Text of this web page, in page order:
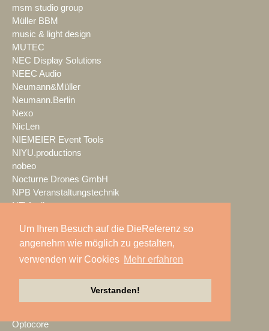
Um Ihren Besuch auf die DieReferenz so
angenehm wie möglich zu gestalten,
verwenden wir Cookies Mehr erfahren
Verstanden!
msm studio group
Müller BBM
music & light design
MUTEC
NEC Display Solutions
NEEC Audio
Neumann&Müller
Neumann.Berlin
Nexo
NicLen
NIEMEIER Event Tools
NIYU.productions
nobeo
Nocturne Drones GmbH
NPB Veranstaltungstechnik
NTi Audio
Oblong Industries
Octopus
Oehlbach Kabel
Optocore